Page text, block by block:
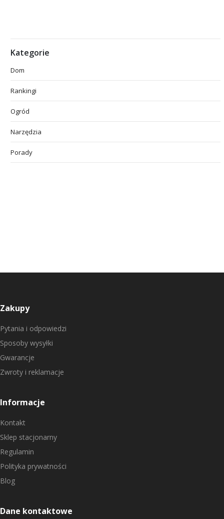
Kategorie
Dom
Rankingi
Ogród
Narzędzia
Porady
Zakupy
Pytania i odpowiedzi
Sposoby wysyłki
Gwarancje
Zwroty i reklamacje
Informacje
Kontakt
Sklep stacjonarny
Regulamin
Polityka prywatności
Blog
Dane kontaktowe